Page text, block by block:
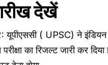
देखें
( UPSC) ने इंडियन
का रिजल्ट जारी कर दिया